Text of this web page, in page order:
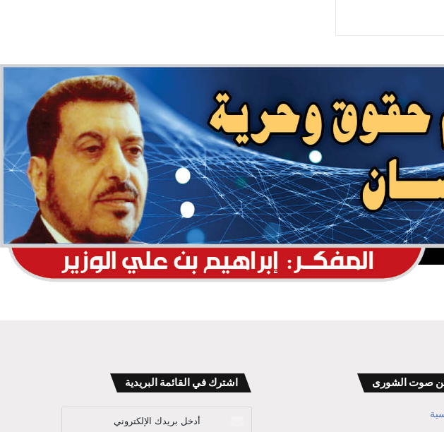
.. منظمة انتصاف
“دماء بلا عدالة”
صوت الشورى اشترك في القائمة البريدية